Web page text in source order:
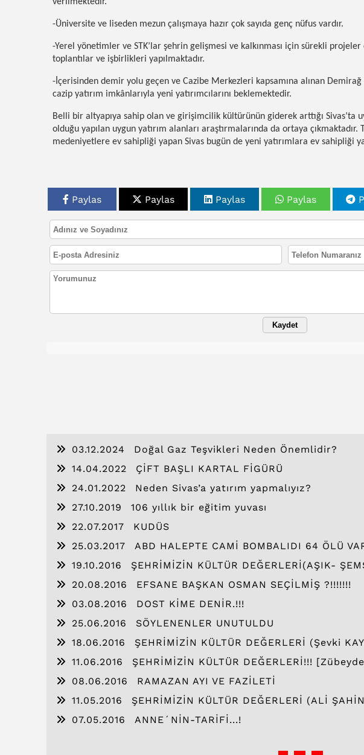
-Üniversite ve liseden mezun çalışmaya hazır çok sayıda genç nüfus vardır.
-Yerel yönetimler ve STK’lar şehrin gelişmesi ve kalkınması için sürekli projeler
toplantılar ve işbirlikleri yapılmaktadır.
-İçerisinden demir yolu geçen ve Cazibe Merkezleri kapsamına alınan Demirağ
cazip yatırım imkânlarıyla yeni yatırımcılarını beklemektedir.
Belli bir altyapıya sahip olan ve girişimcilik kültürünün giderek arttığı Sivas’ta
olduğu yapılan uygun yatırım alanları araştırmalarında da ortaya
medeniyetlere ev sahipliği yapan Sivas bugün de yeni yatırımlara ev sahipliği
Paylas Paylas Paylas Paylas
Kaydet
03.12.2024
Doğal Gaz Teşvikleri Neden Önemlidir?
14.04.2022
ÇİFT BAŞLI KARTAL FİGÜRÜ
24.01.2022
Neden Sivas’a yatırım yapmalıyız?
27.10.2019
106 yıllık bir eğitim yuvası
22.07.2017
KUDÜS
25.03.2017
ABD HALEPTE CAMİ BOMBALIDI 64 ÖLÜ
19.10.2016
ŞEHRİMİZİN KÜLTÜR DEĞERLERİ(AŞIK-
20.08.2016
EFSANE BAŞKAN OSMAN SEÇİLMİŞ ?!!!!!!!
03.08.2016
DOST KİME DENİR.!!!
25.06.2016
SÖYLENENLER UNUTULDU
18.06.2016
ŞEHRİMİZİN KÜLTÜR DEĞERLERİ (Şevki
11.06.2016
ŞEHRİMİZİN KÜLTÜR DEĞERLERİ!!!
08.06.2016
RAMAZAN AYI VE FAZİLETİ
11.05.2016
ŞEHRİMİZİN KÜLTÜR DEĞERLERİ (ALİ
07.05.2016
ANNE´NİN-TARİFİ...!